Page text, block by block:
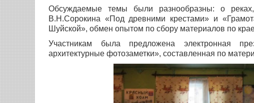
Обсуждаемые темы были разнообразны: о
В.Н.Сорокина «Под древними крестами» и
Шуйской», обмен опытом по сбору материалов по
Участникам была предложена электронная
архитектурные фотозаметки», составленная по